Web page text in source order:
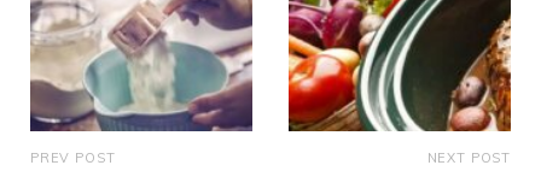
PREV POST NEXT POST